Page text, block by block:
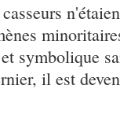
symbolique
il est